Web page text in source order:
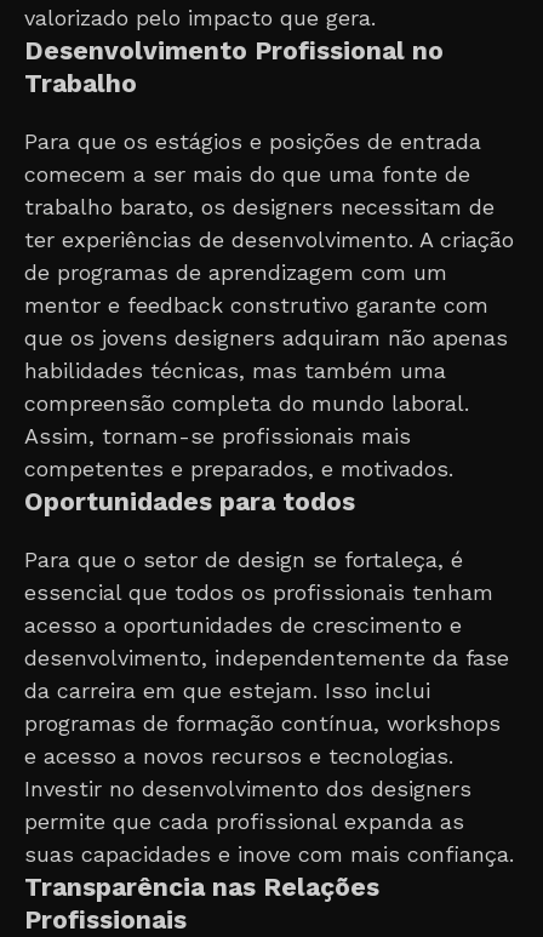
valorizado pelo impacto que gera.
Desenvolvimento Profissional no
Trabalho
Para que os estágios e posições de entrada
comecem a ser mais do que uma fonte de
trabalho barato, os designers necessitam de
ter experiências de desenvolvimento. A criação
de programas de aprendizagem com um
mentor e feedback construtivo garante com
que os jovens designers adquiram não apenas
habilidades técnicas, mas também uma
compreensão completa do mundo laboral.
Assim, tornam-se profissionais mais
competentes e preparados, e motivados.
Oportunidades para todos
Para que o setor de design se fortaleça, é
essencial que todos os profissionais tenham
acesso a oportunidades de crescimento e
desenvolvimento, independentemente da fase
da carreira em que estejam. Isso inclui
programas de formação contínua, workshops
e acesso a novos recursos e tecnologias.
Investir no desenvolvimento dos designers
permite que cada profissional expanda as
suas capacidades e inove com mais confiança.
Transparência nas Relações
Profissionais